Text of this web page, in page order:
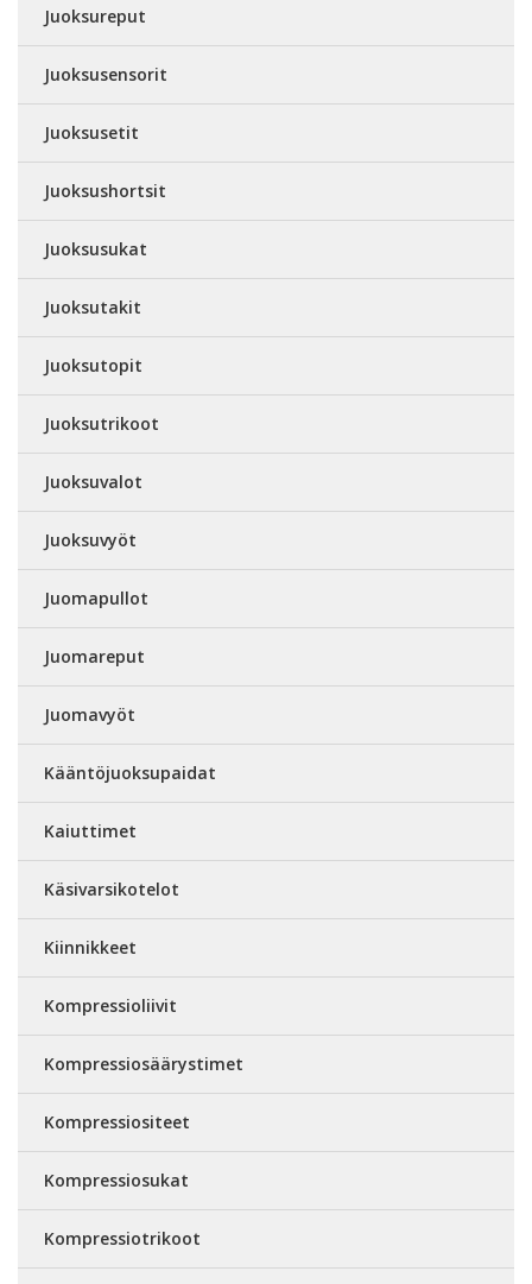
Juoksureput
Juoksusensorit
Juoksusetit
Juoksushortsit
Juoksusukat
Juoksutakit
Juoksutopit
Juoksutrikoot
Juoksuvalot
Juoksuvyöt
Juomapullot
Juomareput
Juomavyöt
Kääntöjuoksupaidat
Kaiuttimet
Käsivarsikotelot
Kiinnikkeet
Kompressioliivit
Kompressiosäärystimet
Kompressiositeet
Kompressiosukat
Kompressiotrikoot